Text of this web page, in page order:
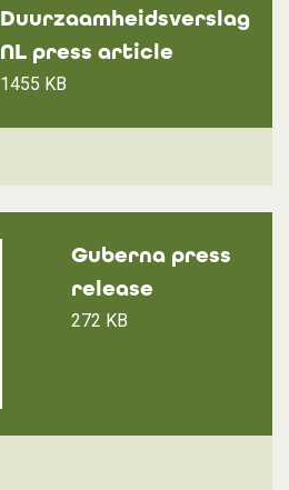
Duurzaamheidsverslag
NL press article
1455 KB
Guberna press
release
272 KB